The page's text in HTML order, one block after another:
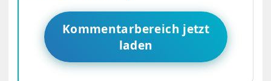
Kommentarbereich jetzt
laden